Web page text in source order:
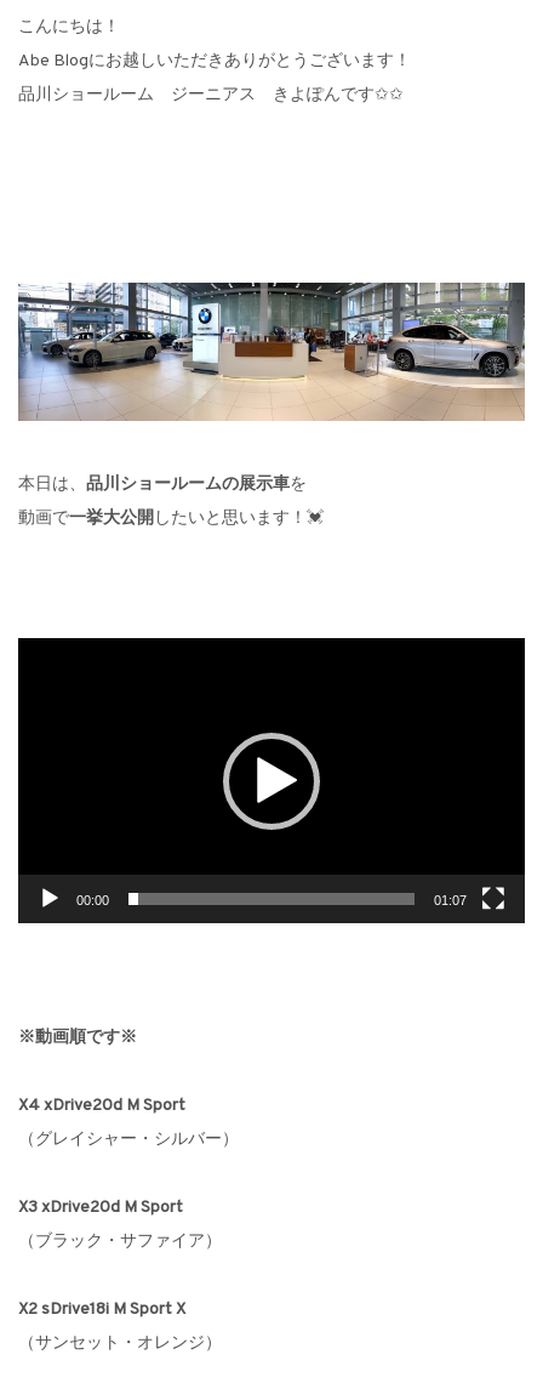
こんにちは！
Abe Blogにお越しいただきありがとうございます！
品川ショールーム ジーニアス きよぽんです✩✩
本日は、 品川ショールームの展示車を
動画で一挙大公開 したいと思います！💓
動
00:00 01:07
※動画順です※
X4 xDrive20d M Sport
（グレイシャー・シルバー）
X3 xDrive20d M Sport
（ブラック・サファイア）
X2 sDrive18i M Sport X
（サンセット・オレンジ）